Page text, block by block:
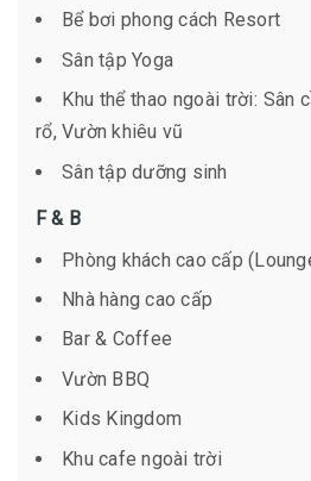
Bể bơi phong cách Resort
Sân tập Yoga
Khu thể thao ngoài trời: Sân
rổ, Vườn khiêu vũ
Sân tập dưỡng sinh
F & B
Phòng khách cao cấp
Nhà hàng cao cấp
Bar & Coffee
Vườn BBQ
Kids Kingdom
Khu cafe ngoài trời